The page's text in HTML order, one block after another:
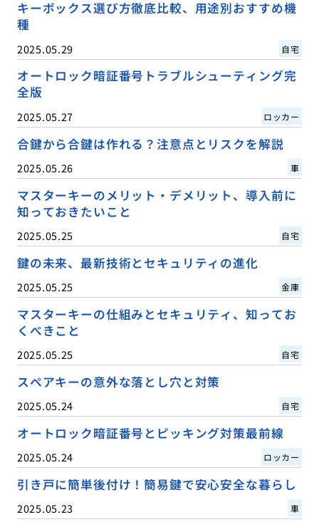
キーボックス選び方徹底比較、用途別おすすめ機
種
2025.05.29 自宅
オートロック暗証番号トラブルシューティング完
全版
2025.05.27 ロッカー
合鍵から合鍵は作れる？注意点とリスクを解説
2025.05.26 車
マスターキーのメリット・デメリット、導入前に
知っておきたいこと
2025.05.25 自宅
鍵の未来、最新技術とセキュリティの進化
2025.05.25 金庫
マスターキーの仕組みとセキュリティ、知ってお
くべきこと
2025.05.25 自宅
スペアキーの意外な落とし穴と対策
2025.05.24 自宅
オートロック暗証番号とピッキング対策最前線
2025.05.24 ロッカー
引き戸に簡単後付け！簡易鍵で安心安全な暮らし
2025.05.23 車